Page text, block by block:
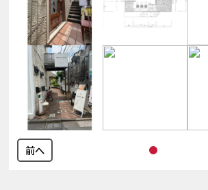
前へ